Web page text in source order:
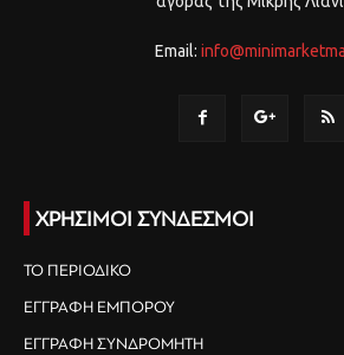
Email:
ΧΡΗΣΙΜΟΙ ΣΥΝΔΕΣΜΟΙ
ΤΟ ΠΕΡΙΟΔΙΚΟ
ΕΓΓΡΑΦΗ ΕΜΠΟΡΟΥ
ΕΓΓΡΑΦΗ ΣΥΝΔΡΟΜΗΤΗ